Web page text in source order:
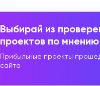
Выбирай из
проектов по
Прибыльные проекты
сайта